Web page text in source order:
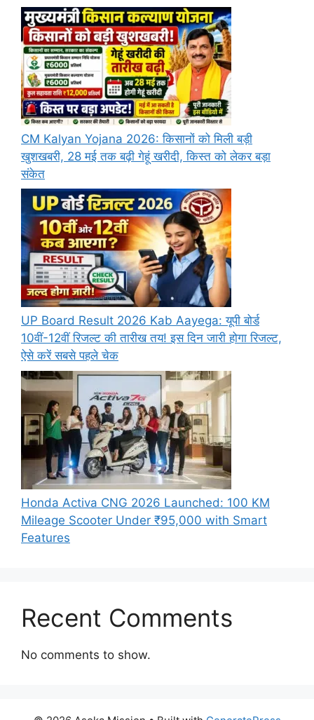
CM Kalyan Yojana 2026: किसानों को मिली बड़ी
खुशखबरी, 28 मई तक बढ़ी गेहूं खरीदी, किस्त को लेकर बड़ा
संकेत
UP Board Result 2026 Kab Aayega: यूपी बोर्ड
10वीं-12वीं रिजल्ट की तारीख तय! इस दिन जारी होगा रिजल्ट,
ऐसे करें सबसे पहले चेक
Honda Activa CNG 2026 Launched: 100 KM
Mileage Scooter Under ₹95,000 with Smart
Features
Recent Comments
No comments to show.